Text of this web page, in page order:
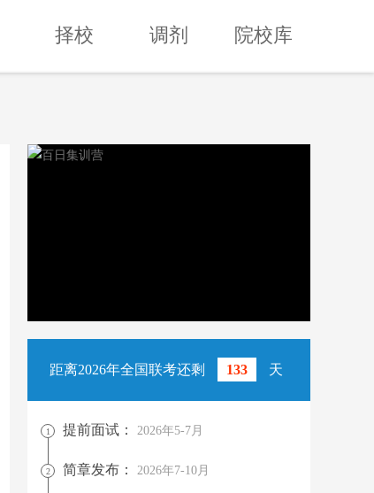
择校 调剂 院校库
距离2026年全国联考还剩 133 天
1 提前面试： 2026年5-7月
2 简章发布： 2026年7-10月